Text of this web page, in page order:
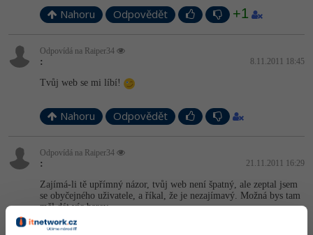
Elektronický podpis
Fórum
Pro firmy
Nahoru Odpovědět +1
Odpovídá na Raiper34
: 8.11.2011 18:45
Tvůj web se mi líbí!
Nahoru Odpovědět
Odpovídá na Raiper34
: 21.11.2011 16:29
Zajímá-li tě upřímný názor, tvůj web není špatný, ale zeptal jsem
se obyčejného uživatele, a říkal, že je nezajímavý. Možná bys tam
měl dát víc barev.